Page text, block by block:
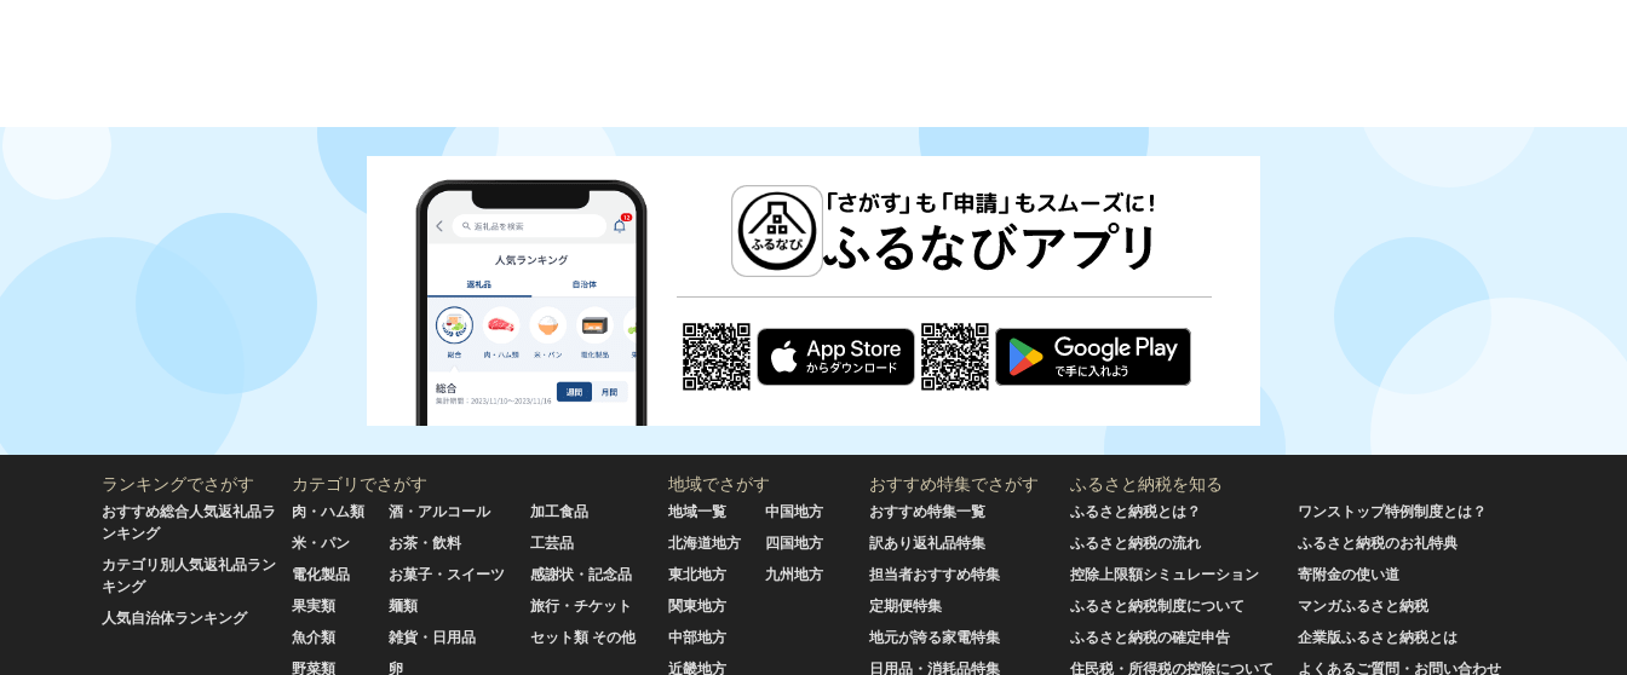
ランキングでさがす
おすすめ総合人気返礼品ラ
ンキング
カテゴリ別人気返礼品ラン
キング
人気自治体ランキング
カテゴリでさがす
肉・ハム類
米・パン
電化製品
果実類
魚介類
野菜類
酒・アルコール
お茶・飲料
お菓子・スイーツ
麺類
雑貨・日用品
卵
加工食品
工芸品
感謝状・記念品
旅行・チケット
セット類 その他
地域でさがす
地域一覧
北海道地方
東北地方
関東地方
中部地方
近畿地方
中国地方
四国地方
九州地方
おすすめ特集でさがす
おすすめ特集一覧
訳あり返礼品特集
担当者おすすめ特集
定期便特集
地元が誇る家電特集
日用品・消耗品特集
ふるさと納税を知る
ふるさと納税とは？
ふるさと納税の流れ
控除上限額シミュレーション
ふるさと納税制度について
ふるさと納税の確定申告
住民税・所得税の控除について
ワンストップ特例制度とは？
ふるさと納税のお礼特典
寄附金の使い道
マンガふるさと納税
企業版ふるさと納税とは
よくあるご質問・お問い合わせ